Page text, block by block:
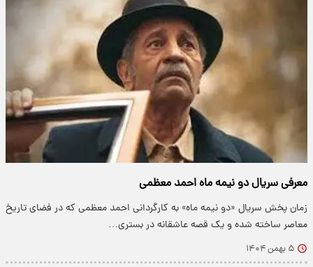
معرفی سریال دو نیمه ماه احمد معظمی
زمان پخش سریال «دو نیمه ماه» به کارگردانی احمد معظمی که در فضای تاریخ
معاصر ساخته شده و یک قصه عاشقانه در بستری…
۵ بهمن ۱۴۰۴